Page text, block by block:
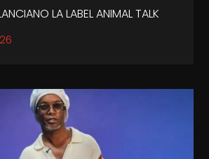
LA LABEL ANIMAL TALK